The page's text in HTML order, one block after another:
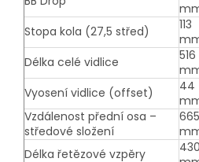
Stopa kola (27,5 střed)
113
Délka celé vidlice
516
Vyosení vidlice (offset)
44
Vzdálenost přední osa –
středové složení
665
Délka řetězové vzpěry
430